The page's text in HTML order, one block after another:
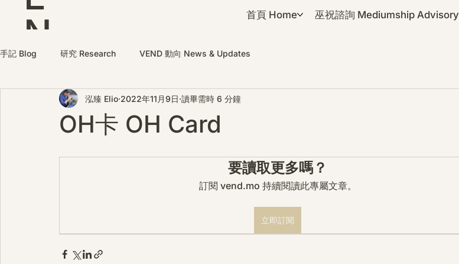
N
D
首頁 Home 巫祝諮詢 Mediumship Advisory
手記 Blog 研究 Research VEND 動向 News & Updates
OH卡 OH Card
泓臻 Elio 2022年11月9日 讀畢需時 6 分鐘
要讀取更多嗎？
訂閱 vend.mo 持續閱讀此專屬文章。
立即訂閱